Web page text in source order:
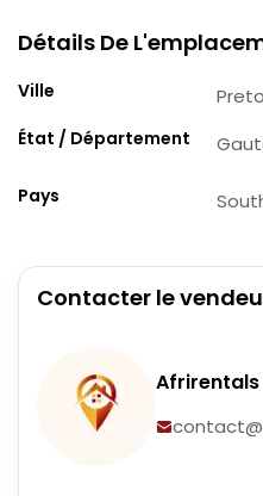
Détails De
Ville
État / Département
Pays
Contacter le
Afrirentals